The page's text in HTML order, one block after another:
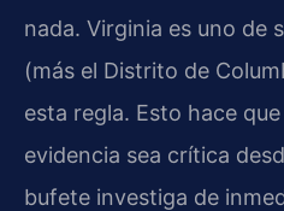
nada. Virginia es uno de
(más el Distrito de
esta regla. Esto hace
evidencia sea crítica
bufete investiga de